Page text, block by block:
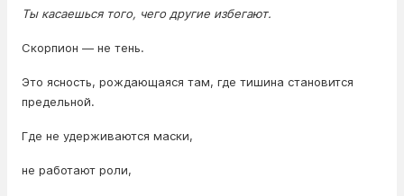
Ты касаешься того, чего другие избегают.
Скорпион — не тень.
Это ясность, рождающаяся там, где тишина становится
предельной.
Где не удерживаются маски,
не работают роли,